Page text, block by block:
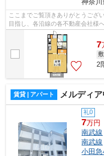
ここまでご覧頂きありがとうござ
目指し、各沿線の各不動産会社様
様へ提供しております！最新の情報
7
2
賃貸 | アパート メルディ
礼0
7万円
南武線
南武線
小田